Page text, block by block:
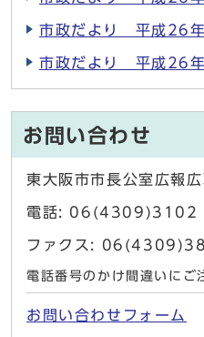
市政だより 平成26
市政だより 平成26
お問い合わせ
東大阪市市長公室広報
電話: 06(4309)3102
ファクス:
電話番号のかけ間違いにご
お問い合わせフォーム